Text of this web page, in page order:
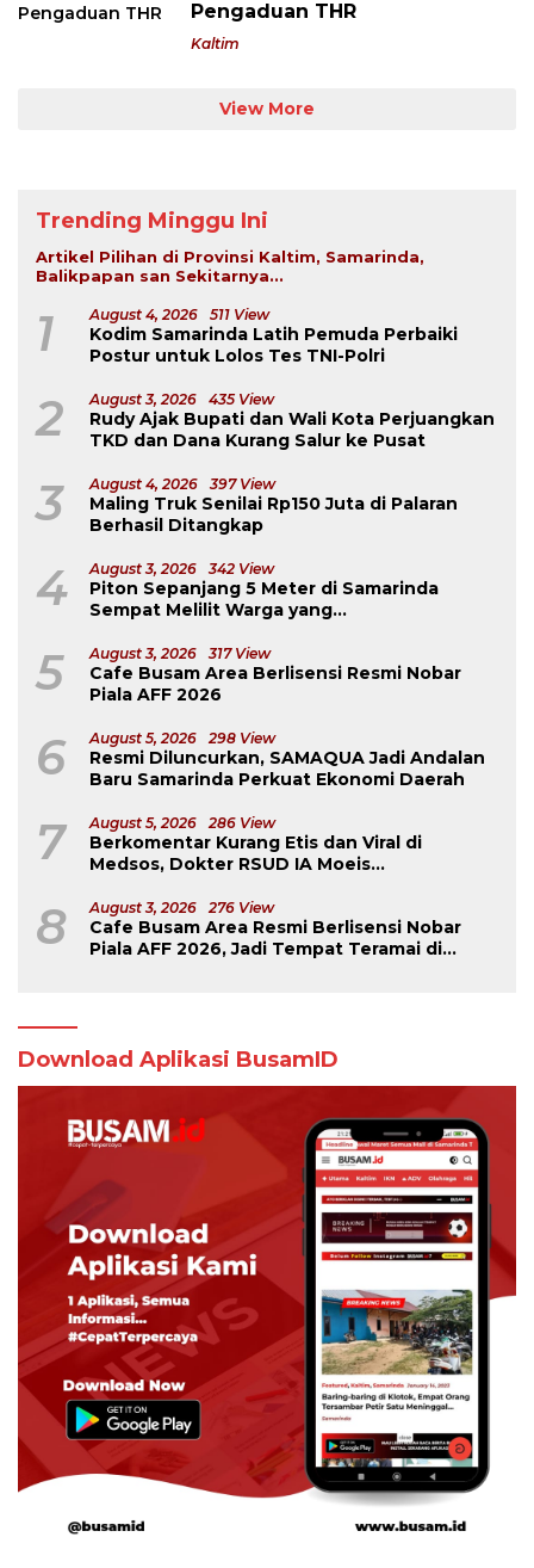
Pengaduan THR
Kaltim
View More
Trending Minggu Ini
Artikel Pilihan di Provinsi Kaltim, Samarinda,
Balikpapan san Sekitarnya...
1 August 4, 2026 511 View
Kodim Samarinda Latih Pemuda Perbaiki
Postur untuk Lolos Tes TNI-Polri
2 August 3, 2026 435 View
Rudy Ajak Bupati dan Wali Kota Perjuangkan
TKD dan Dana Kurang Salur ke Pusat
3 August 4, 2026 397 View
Maling Truk Senilai Rp150 Juta di Palaran
Berhasil Ditangkap
4 August 3, 2026 342 View
Piton Sepanjang 5 Meter di Samarinda
Sempat Melilit Warga yang
5 August 3, 2026 317 View
Cafe Busam Area Berlisensi Resmi Nobar
Piala AFF 2026
6 August 5, 2026 298 View
Resmi Diluncurkan, SAMAQUA Jadi Andalan
Baru Samarinda Perkuat Ekonomi Daerah
7 August 5, 2026 286 View
Berkomentar Kurang Etis dan Viral di
Medsos, Dokter RSUD IA Moeis
8 August 3, 2026 276 View
Cafe Busam Area Resmi Berlisensi Nobar
Piala AFF 2026, Jadi Tempat Teramai di
Download Aplikasi BusamID